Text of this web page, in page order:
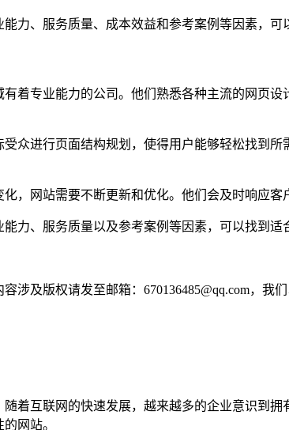
力、服务质量、成本效益和参考案例等因素，
着专业能力的公司。他们熟悉各种主流的网页
众进行页面结构规划，使得用户能够轻松找到
，网站需要不断更新和优化。他们会及时响应
力、服务质量以及参考案例等因素，可以找到适
涉及版权请发至邮箱：670136485@qq.com，我
着互联网的快速发展，越来越多的企业意识到
网站。